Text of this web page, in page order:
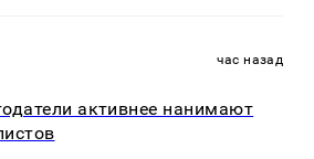
час назад
активнее нанимают